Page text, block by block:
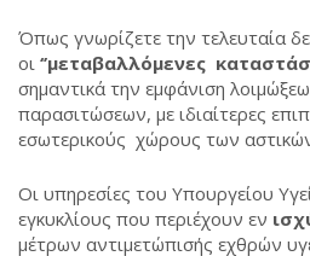
Όπως γνωρίζετε την τελευταία
οι ‘’μεταβαλλόμενες
σημαντικά την εμφάνιση
παρασιτώσεων, με ιδιαίτερες
εσωτερικούς χώρους των
Οι υπηρεσίες του Υπουργείου
εγκυκλίους που περιέχουν εν
μέτρων αντιμετώπισής εχθρών